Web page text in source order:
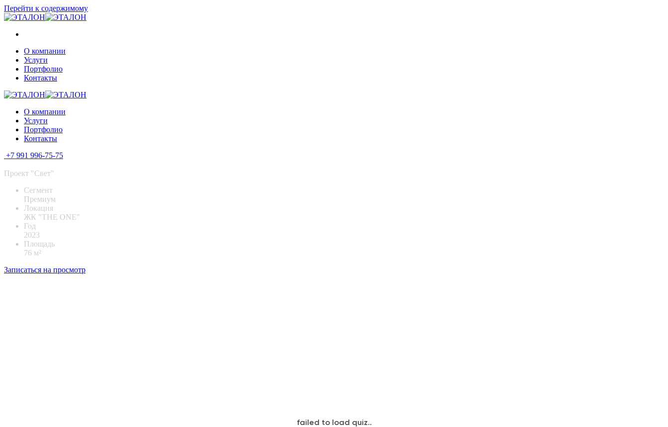
Перейти к содержимому
О компании
Услуги
Портфолио
Контакты
О компании
Услуги
Портфолио
Контакты
+7 991 996-75-75
Проект "Свет"
Сегмент
Премиум
Локация
ЖК "THE ONE"
Год
2023
Площадь
76 м²
Записаться на просмотр